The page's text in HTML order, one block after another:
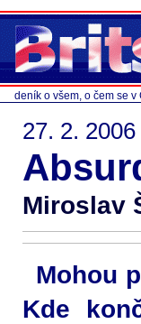
deník o všem, o čem se
27. 2. 2006
Miroslav
Mohou
Kde